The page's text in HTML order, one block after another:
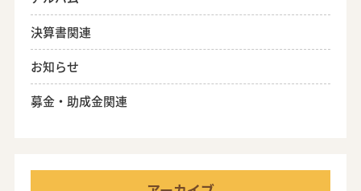
決算書関連
お知らせ
募金・助成金関連